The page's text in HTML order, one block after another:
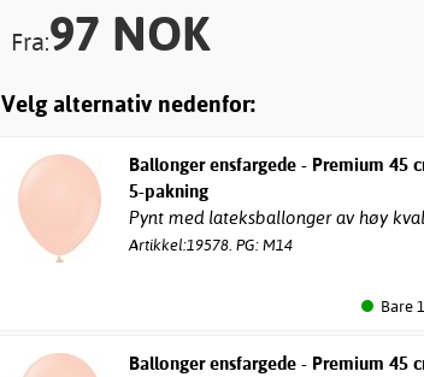
Fra:97 NOK
Velg alternativ nedenfor:
Ballonger ensfargede - Premium 45
5-pakning
Pynt med lateksballonger av høy
Artikkel:19578. PG: M14
Bare
Ballonger ensfargede - Premium 45